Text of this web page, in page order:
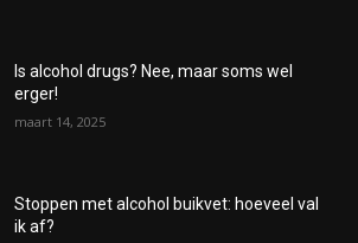
Is alcohol drugs? Nee, maar soms wel
erger!
maart 14, 2025
Stoppen met alcohol buikvet: hoeveel val
ik af?